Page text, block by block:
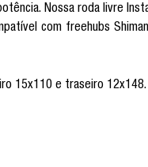
Nossa roda livre
com freehubs
15x110 e traseiro 12x148.